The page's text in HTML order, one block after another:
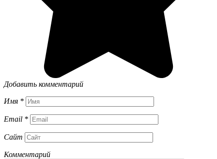
Добавить комментарий
Имя *
Email *
Сайт
Комментарий